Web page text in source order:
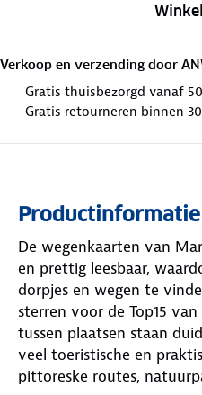
Verkoop en verzending door
Gratis thuisbezorgd vanaf
Gratis retourneren binnen
Productinformatie
De wegenkaarten van
en prettig leesbaar,
dorpjes en wegen te
sterren voor de Top15
tussen plaatsen staan
veel toeristische en
pittoreske routes,